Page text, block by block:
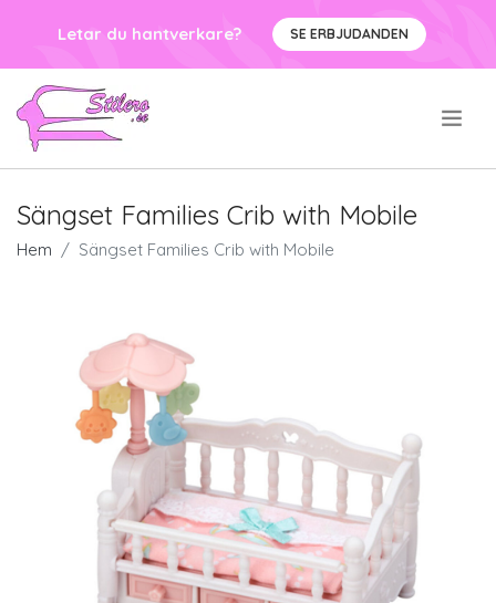
Letar du hantverkare? SE ERBJUDANDEN
Sängset Families Crib with Mobile
Hem Sängset Families Crib with Mobile